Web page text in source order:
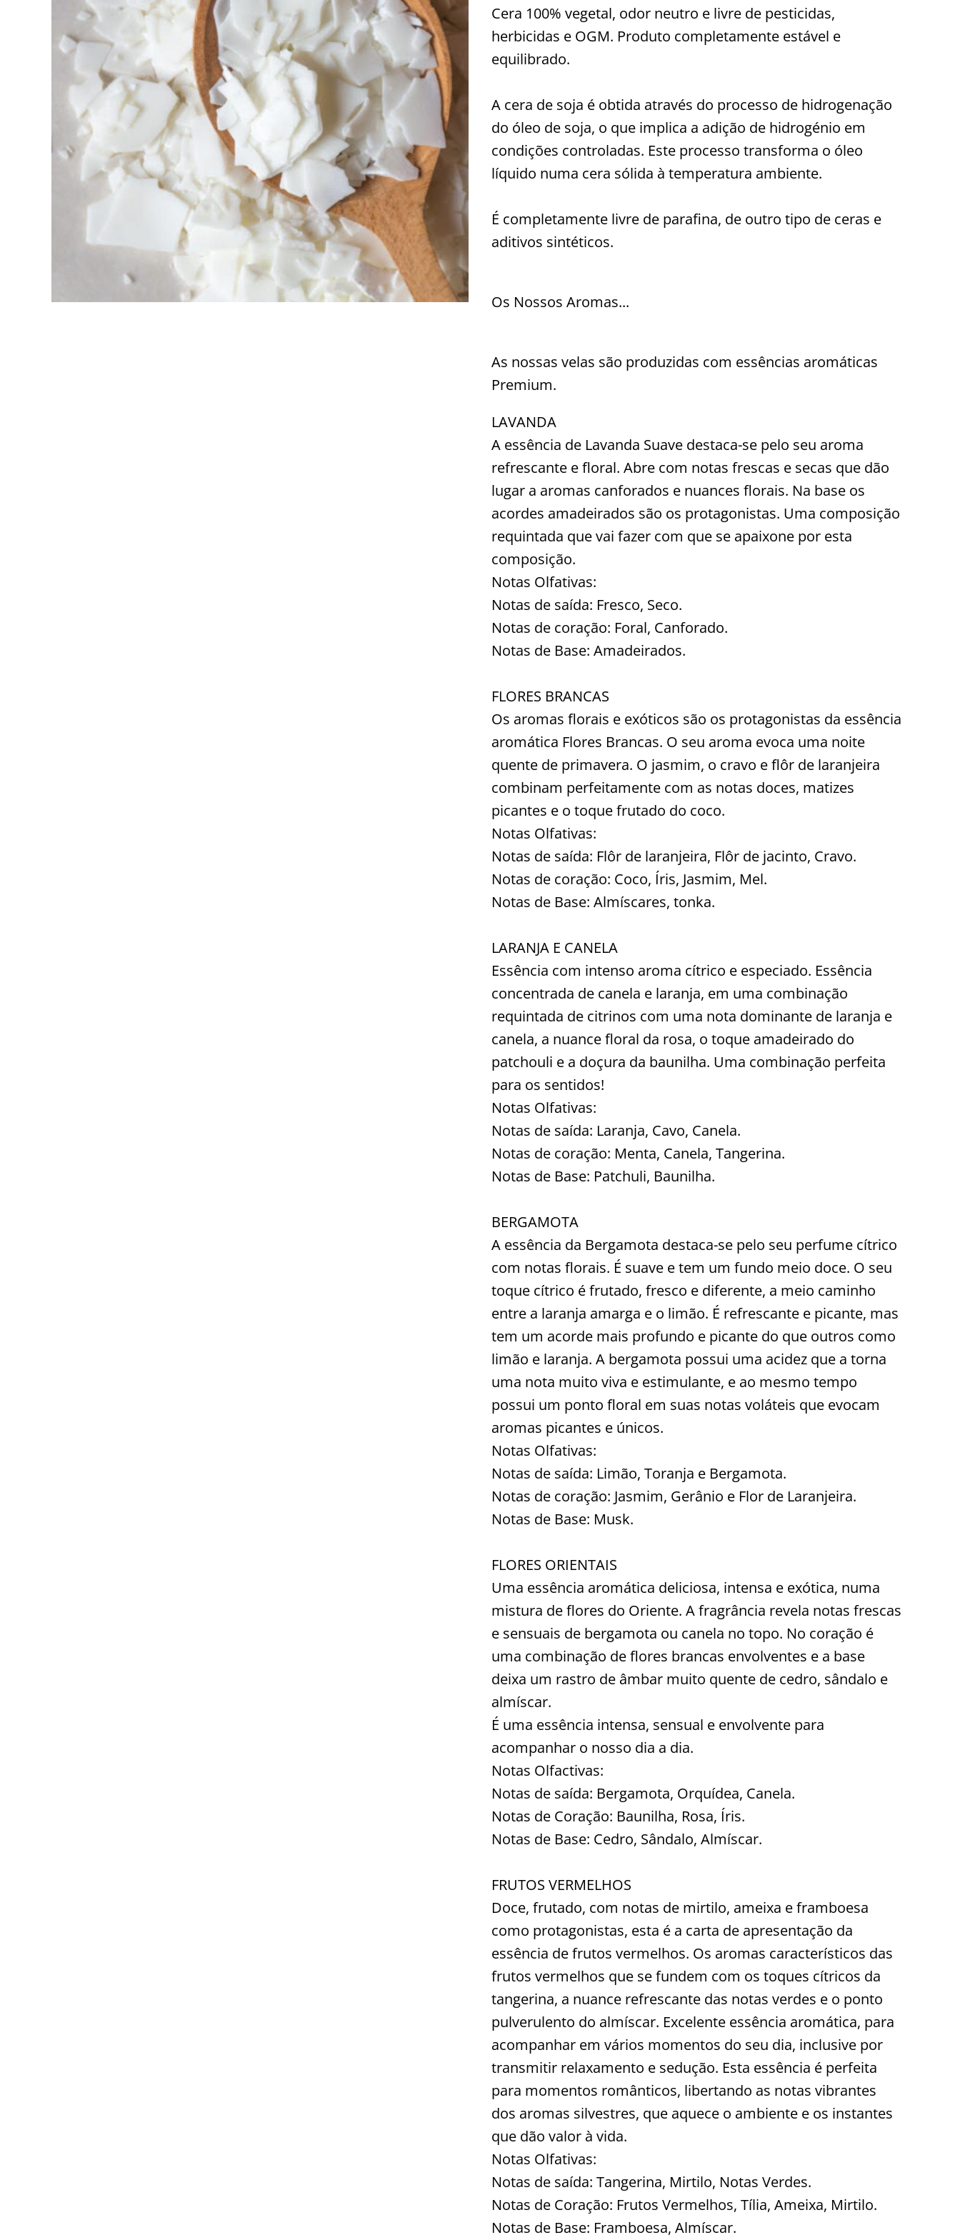
Cera 100% vegetal, odor neutro e livre de pesticidas,
herbicidas e OGM. Produto completamente estável e
equilibrado.
A cera de soja é obtida através do processo de hidrogenação
do óleo de soja, o que implica a adição de hidrogénio em
condições controladas. Este processo transforma o óleo
líquido numa cera sólida à temperatura ambiente.
É completamente livre de parafina, de outro tipo de ceras e
aditivos sintéticos.
Os Nossos Aromas...
As nossas velas são produzidas com essências aromáticas
Premium.
LAVANDA
A essência de Lavanda Suave destaca-se pelo seu aroma
refrescante e floral. Abre com notas frescas e secas que dão
lugar a aromas canforados e nuances florais. Na base os
acordes amadeirados são os protagonistas. Uma composição
requintada que vai fazer com que se apaixone por esta
composição.
Notas Olfativas:
Notas de saída: Fresco, Seco.
Notas de coração: Foral, Canforado.
Notas de Base: Amadeirados.
FLORES BRANCAS
Os aromas florais e exóticos são os protagonistas da essência
aromática Flores Brancas. O seu aroma evoca uma noite
quente de primavera. O jasmim, o cravo e flôr de laranjeira
combinam perfeitamente com as notas doces, matizes
picantes e o toque frutado do coco.
Notas Olfativas:
Notas de saída: Flôr de laranjeira, Flôr de jacinto, Cravo.
Notas de coração: Coco, Íris, Jasmim, Mel.
Notas de Base: Almíscares, tonka.
LARANJA E CANELA
Essência com intenso aroma cítrico e especiado. Essência
concentrada de canela e laranja, em uma combinação
requintada de citrinos com uma nota dominante de laranja e
canela, a nuance floral da rosa, o toque amadeirado do
patchouli e a doçura da baunilha. Uma combinação perfeita
para os sentidos!
Notas Olfativas:
Notas de saída: Laranja, Cavo, Canela.
Notas de coração: Menta, Canela, Tangerina.
Notas de Base: Patchuli, Baunilha.
BERGAMOTA
A essência da Bergamota destaca-se pelo seu perfume cítrico
com notas florais. É suave e tem um fundo meio doce. O seu
toque cítrico é frutado, fresco e diferente, a meio caminho
entre a laranja amarga e o limão. É refrescante e picante, mas
tem um acorde mais profundo e picante do que outros como
limão e laranja. A bergamota possui uma acidez que a torna
uma nota muito viva e estimulante, e ao mesmo tempo
possui um ponto floral em suas notas voláteis que evocam
aromas picantes e únicos.
Notas Olfativas:
Notas de saída: Limão, Toranja e Bergamota.
Notas de coração: Jasmim, Gerânio e Flor de Laranjeira.
Notas de Base: Musk.
FLORES ORIENTAIS
Uma essência aromática deliciosa, intensa e exótica, numa
mistura de flores do Oriente. A fragrância revela notas frescas
e sensuais de bergamota ou canela no topo. No coração é
uma combinação de flores brancas envolventes e a base
deixa um rastro de âmbar muito quente de cedro, sândalo e
almíscar.
É uma essência intensa, sensual e envolvente para
acompanhar o nosso dia a dia.
Notas Olfactivas:
Notas de saída: Bergamota, Orquídea, Canela.
Notas de Coração: Baunilha, Rosa, Íris.
Notas de Base: Cedro, Sândalo, Almíscar.
FRUTOS VERMELHOS
Doce, frutado, com notas de mirtilo, ameixa e framboesa
como protagonistas, esta é a carta de apresentação da
essência de frutos vermelhos. Os aromas característicos das
frutos vermelhos que se fundem com os toques cítricos da
tangerina, a nuance refrescante das notas verdes e o ponto
pulverulento do almíscar. Excelente essência aromática, para
acompanhar em vários momentos do seu dia, inclusive por
transmitir relaxamento e sedução. Esta essência é perfeita
para momentos românticos, libertando as notas vibrantes
dos aromas silvestres, que aquece o ambiente e os instantes
que dão valor à vida.
Notas Olfativas:
Notas de saída: Tangerina, Mirtilo, Notas Verdes.
Notas de Coração: Frutos Vermelhos, Tília, Ameixa, Mirtilo.
Notas de Base: Framboesa, Almíscar.